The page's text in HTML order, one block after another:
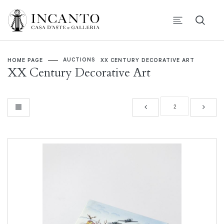
HOME PAGE AUCTIONS XX CENTURY DECORATIVE ART
XX Century Decorative Art